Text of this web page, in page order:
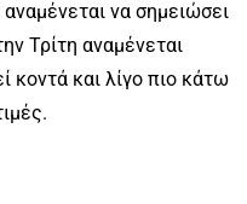
να σημειώσει
Τρίτη αναμένεται
κοντά και λίγο πιο κάτω